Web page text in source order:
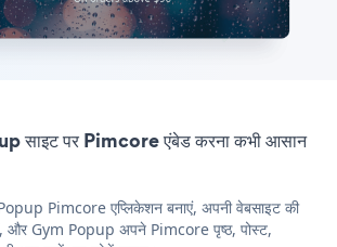
साइट पर Pimcore एंबेड करना कभी आसान
Pimcore एप्लिकेशन बनाएं, अपनी वेबसाइट की
और Gym Popup अपने Pimcore पृष्ठ, पोस्ट,